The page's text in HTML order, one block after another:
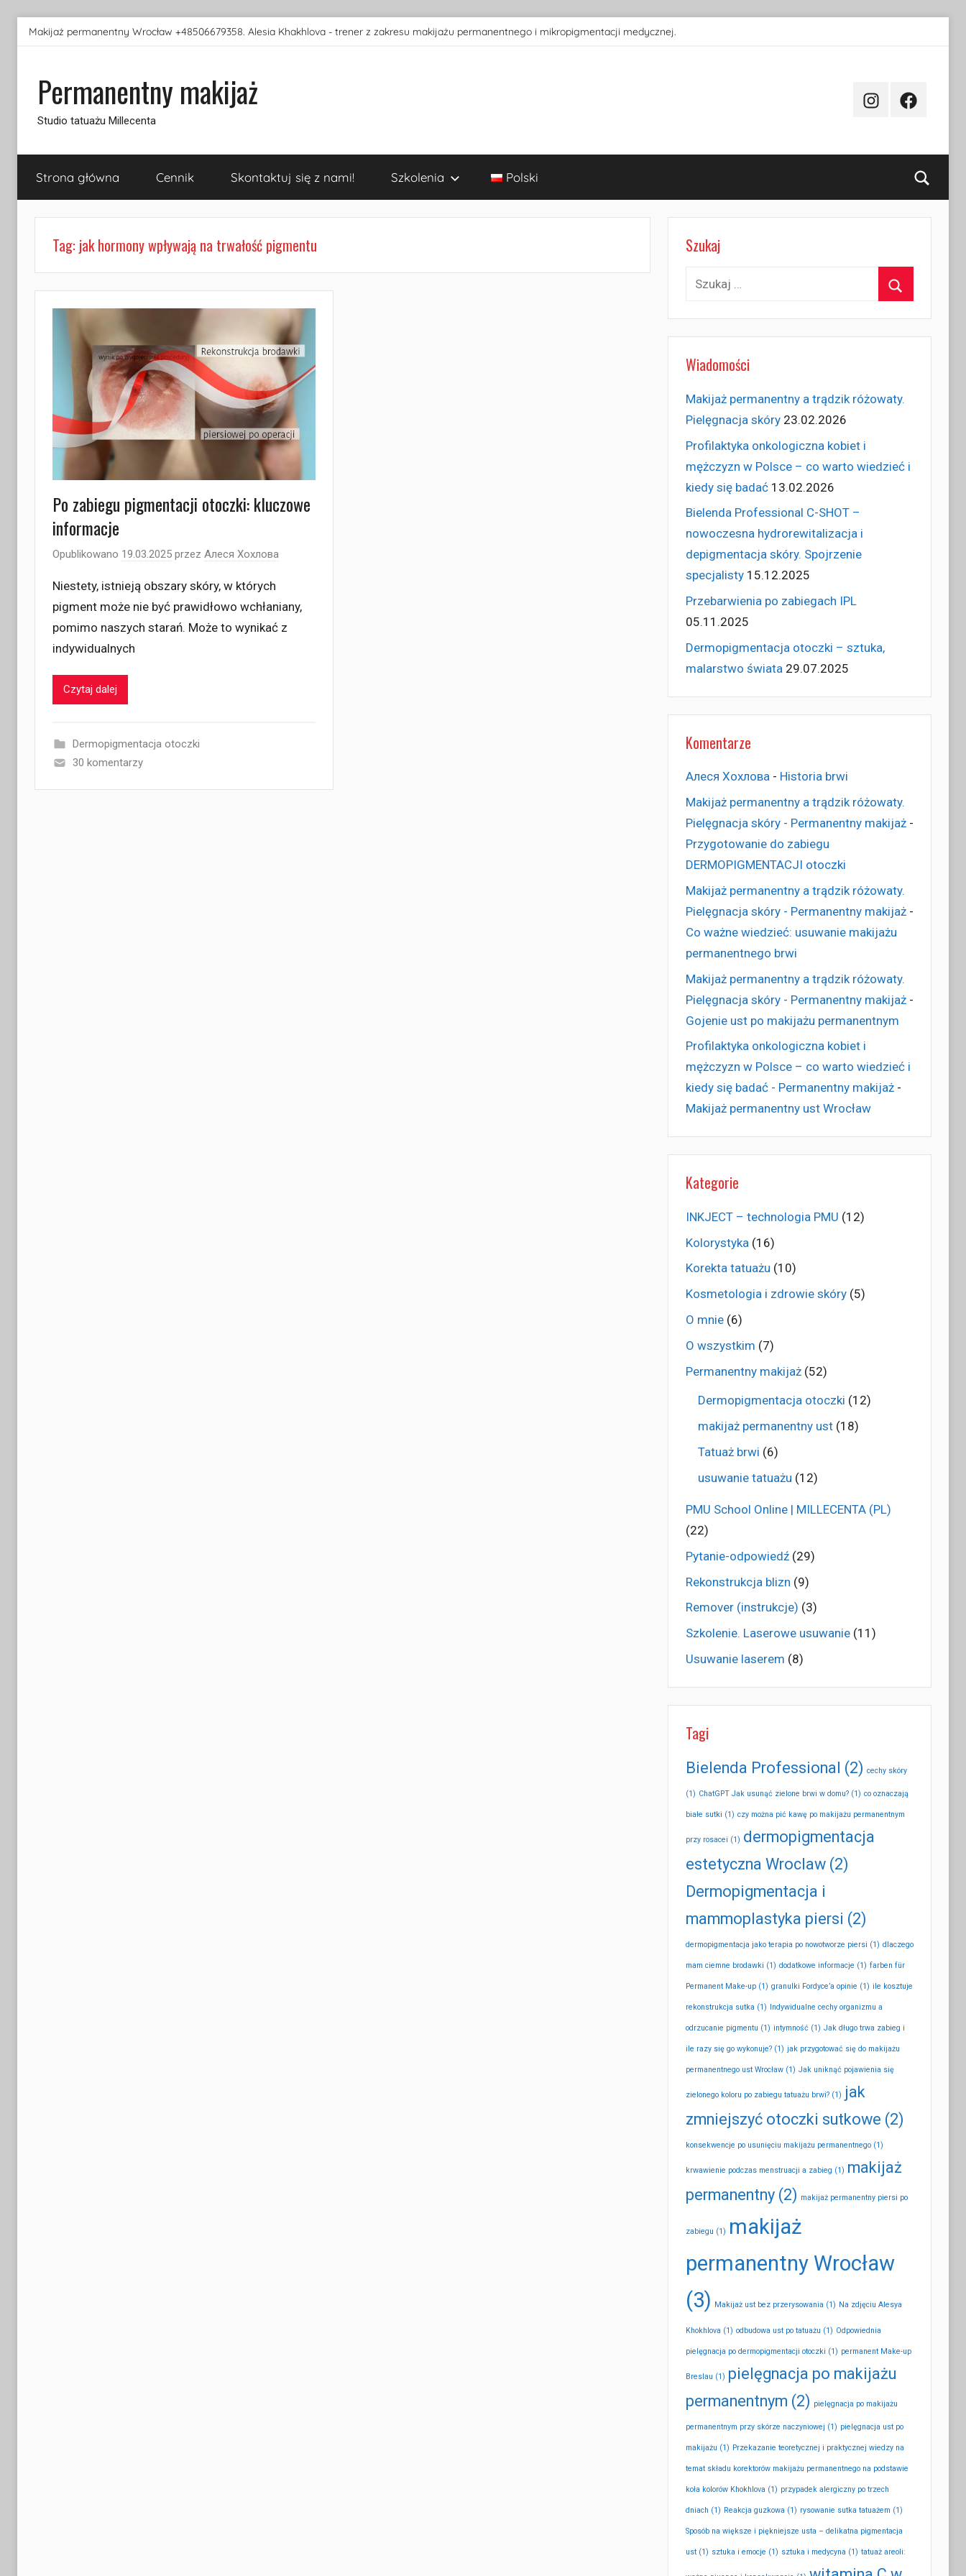
Przejdź
Makijaż permanentny Wrocław +48506679358. Alesia Khakhlova - trener z zakresu makijażu permanentnego i mikropigmentacji medycznej.
Permanentny makijaż
Studio tatuażu Millecenta
InstagramFacebook
Strona główna Cennik Skontaktuj się z nami! Szkolenia Polski
Tag: jak hormony wpływają na trwałość pigmentu
Po zabiegu pigmentacji otoczki: kluczowe
informacje
Opublikowano 19.03.2025 przez Алеся Хохлова
Niestety, istnieją obszary skóry, w których
pigment może nie być prawidłowo wchłaniany,
pomimo naszych starań. Może to wynikać z
indywidualnych
Czytaj dalej
Dermopigmentacja otoczki
30 komentarzy
Szukaj
Szukaj:
Wiadomości
Makijaż permanentny a trądzik różowaty.
Pielęgnacja skóry 23.02.2026
Profilaktyka onkologiczna kobiet i
mężczyzn w Polsce – co warto wiedzieć i
kiedy się badać 13.02.2026
Bielenda Professional C-SHOT –
nowoczesna hydrorewitalizacja i
depigmentacja skóry. Spojrzenie
specjalisty 15.12.2025
Przebarwienia po zabiegach IPL
05.11.2025
Dermopigmentacja otoczki – sztuka,
malarstwo świata 29.07.2025
Komentarze
Алеся Хохлова- Historia brwi
Makijaż permanentny a trądzik różowaty.
Pielęgnacja skóry - Permanentny makijaż-
Przygotowanie do zabiegu
DERMOPIGMENTACJI otoczki
Makijaż permanentny a trądzik różowaty.
Pielęgnacja skóry - Permanentny makijaż-
Co ważne wiedzieć: usuwanie makijażu
permanentnego brwi
Makijaż permanentny a trądzik różowaty.
Pielęgnacja skóry - Permanentny makijaż-
Gojenie ust po makijażu permanentnym
Profilaktyka onkologiczna kobiet i
mężczyzn w Polsce – co warto wiedzieć i
kiedy się badać - Permanentny makijaż-
Makijaż permanentny ust Wrocław
Kategorie
INKJECT – technologia PMU (12)
Kolorystyka (16)
Korekta tatuażu (10)
Kosmetologia i zdrowie skóry(5)
O mnie(6)
O wszystkim (7)
Permanentny makijaż(52)
Dermopigmentacja otoczki (12)
makijaż permanentny ust(18)
Tatuaż brwi (6)
usuwanie tatuażu (12)
PMU School Online | MILLECENTA (PL)
(22)
Pytanie-odpowiedź(29)
Rekonstrukcja blizn (9)
Remover (instrukcje) (3)
Szkolenie. Laserowe usuwanie(11)
Usuwanie laserem (8)
Tagi
Bielenda Professional (2) cechy skóry
(1) ChatGPT Jak usunąć zielone brwi w domu?(1) co oznaczają
białe sutki (1) czy można pić kawę po makijażu permanentnym
przy rosacei (1) dermopigmentacja
estetyczna Wroclaw(2)
Dermopigmentacja i
mammoplastyka piersi (2)
dermopigmentacja jako terapia po nowotworze piersi (1) dlaczego
mam ciemne brodawki (1) dodatkowe informacje (1) farben für
Permanent Make-up(1) granulki Fordyce’a opinie (1) ile kosztuje
rekonstrukcja sutka (1) Indywidualne cechy organizmu a
odrzucanie pigmentu (1) intymność(1) Jak długo trwa zabieg i
ile razy się go wykonuje?(1) jak przygotować się do makijażu
permanentnego ust Wrocław(1) Jak uniknąć pojawienia się
zielonego koloru po zabiegu tatuażu brwi?(1) jak
zmniejszyć otoczki sutkowe (2)
konsekwencje po usunięciu makijażu permanentnego(1)
krwawienie podczas menstruacji a zabieg (1) makijaż
permanentny(2) makijaż permanentny piersi po
zabiegu (1) makijaż
permanentny Wrocław
(3) Makijaż ust bez przerysowania (1) Na zdjęciu Alesya
Khokhlova (1) odbudowa ust po tatuażu (1) Odpowiednia
pielęgnacja po dermopigmentacji otoczki (1) permanent Make-up
Breslau (1) pielęgnacja po makijażu
permanentnym (2) pielęgnacja po makijażu
permanentnym przy skórze naczyniowej (1) pielęgnacja ust po
makijażu (1) Przekazanie teoretycznej i praktycznej wiedzy na
temat składu korektorów makijażu permanentnego na podstawie
koła kolorów Khokhlova (1) przypadek alergiczny po trzech
dniach (1) Reakcja guzkowa (1) rysowanie sutka tatuażem (1)
Sposób na większe i piękniejsze usta – delikatna pigmentacja
ust(1) sztuka i emocje (1) sztuka i medycyna (1) tatuaż areoli: